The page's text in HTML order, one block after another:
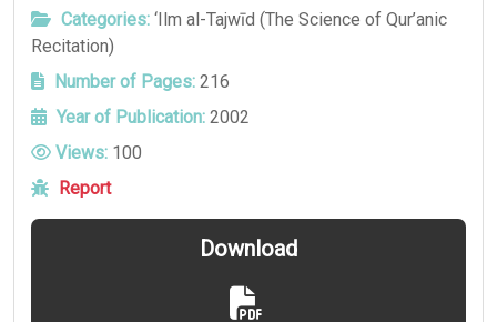
Categories: ‘Ilm al-Tajwīd (The Science of Qur’anic
Recitation)
Number of Pages: 216
Year of Publication: 2002
Views: 100
Report
Download